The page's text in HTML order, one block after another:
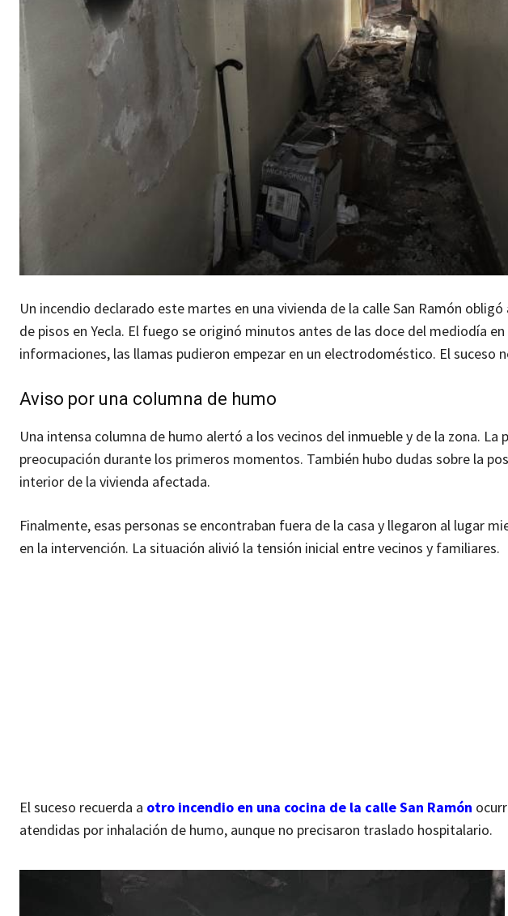
Un incendio declarado este martes en una vivienda de la calle San Ramón
de pisos en Yecla. El fuego se originó minutos antes de las doce del mediodía
informaciones, las llamas pudieron empezar en un electrodoméstico. El suceso
Aviso por una columna de humo
Una intensa columna de humo alertó a los vecinos del inmueble y de la zona.
preocupación durante los primeros momentos. También hubo dudas sobre la
interior de la vivienda afectada.
Finalmente, esas personas se encontraban fuera de la casa y llegaron al lugar
en la intervención. La situación alivió la tensión inicial entre vecinos y familiares.
El suceso recuerda a otro incendio en una cocina de la calle San Ramón
atendidas por inhalación de humo, aunque no precisaron traslado hospitalario.